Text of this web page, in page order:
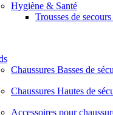
Hygiène & Santé
Trousses de
Chaussures Basses de
Chaussures Hautes de
Accessoires pour